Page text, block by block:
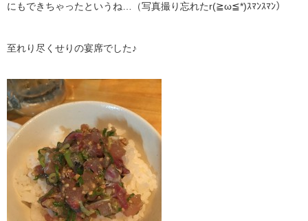
にもできちゃったというね…（写真撮り忘れたr(≧ω≦*)ｽﾏﾝｽﾏﾝ）
至れり尽くせりの宴席でした♪